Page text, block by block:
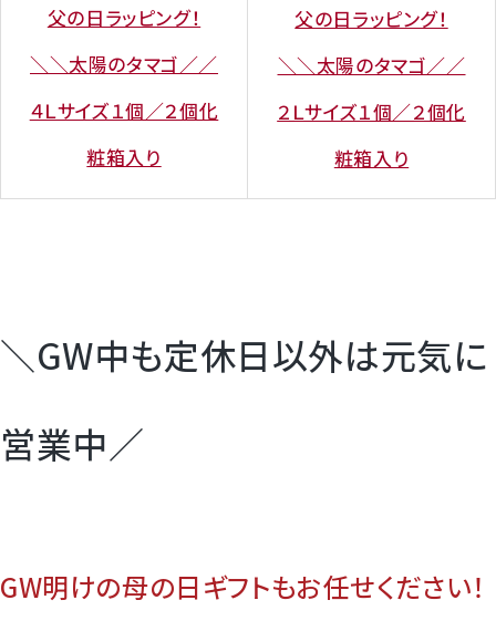
父の日ラッピング！
＼＼太陽のタマゴ／／
４Ｌサイズ１個／２個化
粧箱入り
父の日ラッピング！
＼＼太陽のタマゴ／／
２Ｌサイズ１個／２個化
粧箱入り
＼GW中も定休日以外は元気に
営業中／
GW明けの母の日ギフトもお任せください！